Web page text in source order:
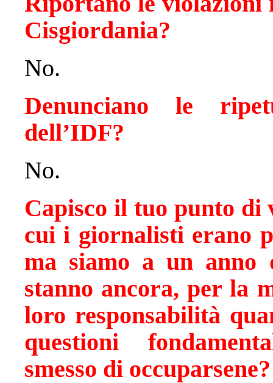
Cisgiordania?
No.
Denunciano le
dell’IDF?
No.
Capisco il tuo punto di
cui i giornalisti erano
ma siamo a un
stanno ancora, per la
loro responsabilità
questioni
smesso di occuparsene?